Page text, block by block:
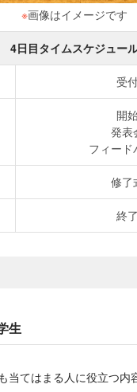
※画像はイメージです
4日目タイムスケジュー
受
開
発表
フィード
修了
終了
生
当てはまる人に役立つ内